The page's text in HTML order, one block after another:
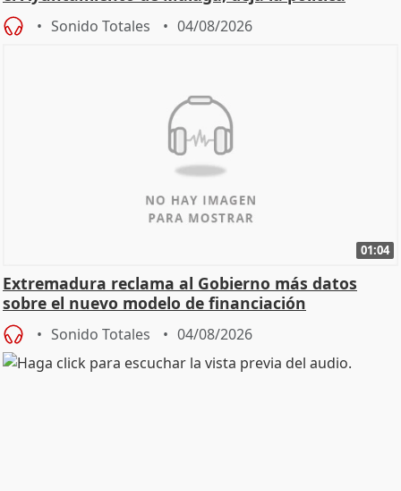
Sonido Totales 04/08/2026
01:04
Extremadura reclama al Gobierno más datos
sobre el nuevo modelo de financiación
Sonido Totales 04/08/2026